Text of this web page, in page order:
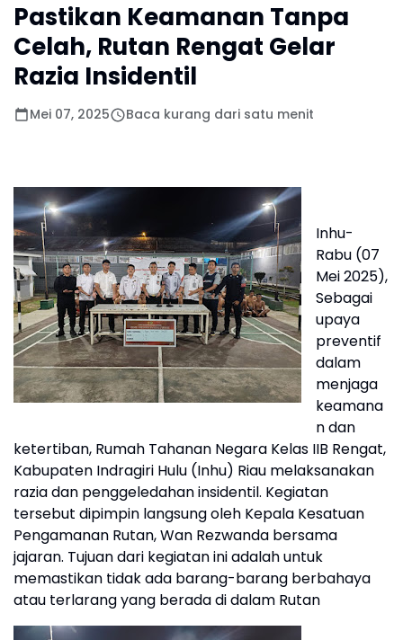
Pastikan Keamanan Tanpa
Celah, Rutan Rengat Gelar
Razia Insidentil
Mei 07, 2025 Baca kurang dari satu menit
Inhu-
Rabu (07
Mei 2025),
Sebagai
upaya
preventif
dalam
menjaga
keamana
n dan
ketertiban, Rumah Tahanan Negara Kelas IIB Rengat,
Kabupaten Indragiri Hulu (Inhu) Riau melaksanakan
razia dan penggeledahan insidentil. Kegiatan
tersebut dipimpin langsung oleh Kepala Kesatuan
Pengamanan Rutan, Wan Rezwanda bersama
jajaran. Tujuan dari kegiatan ini adalah untuk
memastikan tidak ada barang-barang berbahaya
atau terlarang yang berada di dalam Rutan